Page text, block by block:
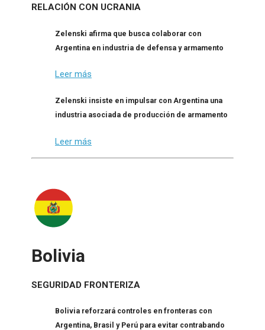
RELACIÓN CON UCRANIA
Zelenski afirma que busca colaborar con
Argentina en industria de defensa y armamento
Leer más
Zelenski insiste en impulsar con Argentina una
industria asociada de producción de armamento
Leer más
Bolivia
SEGURIDAD FRONTERIZA
Bolivia reforzará controles en fronteras con
Argentina, Brasil y Perú para evitar contrabando